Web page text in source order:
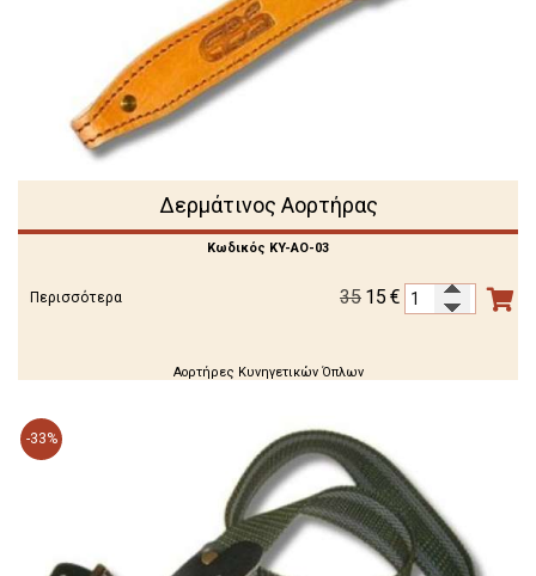
Δερμάτινος Αορτήρας
Κωδικός KY-AO-03
35 15 €
Περισσότερα
Αορτήρες Κυνηγετικών Όπλων
-33%